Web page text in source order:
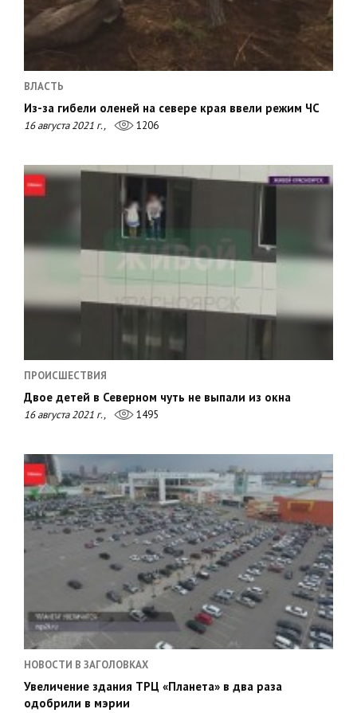
ВЛАСТЬ
Из-за гибели оленей на севере края ввели режим ЧС
16 августа 2021 г., 1206
ПРОИСШЕСТВИЯ
Двое детей в Северном чуть не выпали из окна
16 августа 2021 г., 1495
НОВОСТИ В ЗАГОЛОВКАХ
Увеличение здания ТРЦ «Планета» в два раза
одобрили в мэрии